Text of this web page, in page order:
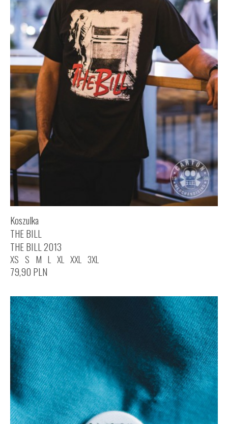
Koszulka
THE BILL
THE BILL 2013
XS S M L XL XXL 3XL
79,90 PLN